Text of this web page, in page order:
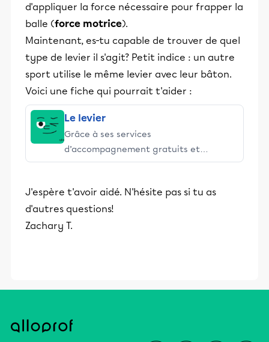
d'appliquer la force nécessaire pour frapper la
balle (force motrice).
Maintenant, es-tu capable de trouver de quel
type de levier il s'agit? Petit indice : un autre
sport utilise le même levier avec leur bâton.
Voici une fiche qui pourrait t'aider :
Le levier
Grâce à ses services
d’accompagnement gratuits et
stimulants, Alloprof engage les élèves
éducative.
J'espère t'avoir aidé. N'hésite pas si tu as
d'autres questions!
Zachary T.